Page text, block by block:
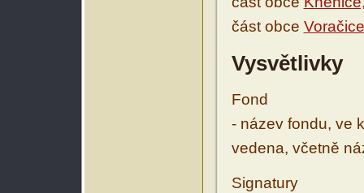
část obce Voračice
Vysvětlivky
Fond
- název fondu, ve
vedena, včetně
Signatury